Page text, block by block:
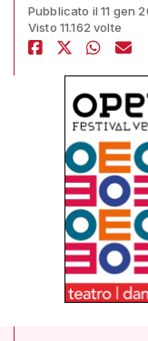
Pubblicato il 11 gen
Visto 11.162 volte